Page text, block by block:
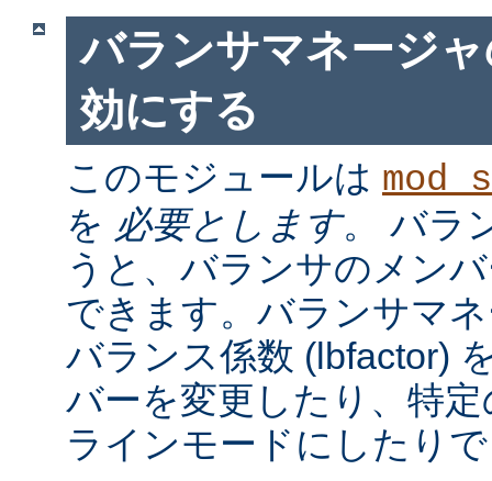
バランサマネージ
効にする
このモジュールは
を 必要とします。 バラ
うと、バランサのメン
できます。バランサマ
バランス係数 (lbfactor)
バーを変更したり、特
ラインモードにしたり